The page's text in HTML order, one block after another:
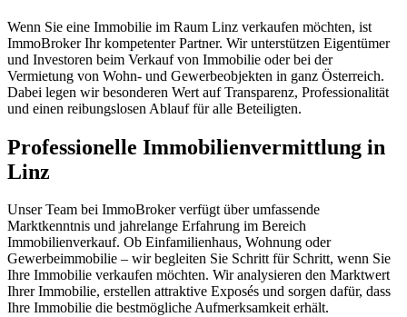
Wenn Sie eine Immobilie im Raum Linz verkaufen möchten, ist
ImmoBroker Ihr kompetenter Partner. Wir unterstützen Eigentümer
und Investoren beim Verkauf von Immobilie oder bei der
Vermietung von Wohn- und Gewerbeobjekten in ganz Österreich.
Dabei legen wir besonderen Wert auf Transparenz, Professionalität
und einen reibungslosen Ablauf für alle Beteiligten.
Professionelle Immobilienvermittlung in
Linz
Unser Team bei ImmoBroker verfügt über umfassende
Marktkenntnis und jahrelange Erfahrung im Bereich
Immobilienverkauf. Ob Einfamilienhaus, Wohnung oder
Gewerbeimmobilie – wir begleiten Sie Schritt für Schritt, wenn Sie
Ihre Immobilie verkaufen möchten. Wir analysieren den Marktwert
Ihrer Immobilie, erstellen attraktive Exposés und sorgen dafür, dass
Ihre Immobilie die bestmögliche Aufmerksamkeit erhält.